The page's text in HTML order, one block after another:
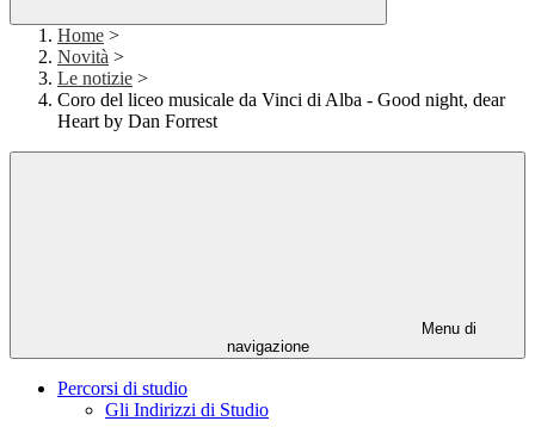
Home >
Novità >
Le notizie >
Coro del liceo musicale da Vinci di Alba - Good night, dear
Heart by Dan Forrest
Menu di
navigazione
Percorsi di studio
Gli Indirizzi di Studio